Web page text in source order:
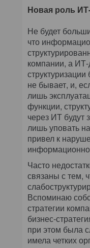
Новая роль
Не будет
что
компании, а
не бывает, и,
лишь
функции,
через ИТ будут
лишь уповать
привел к
Часто
связаны с тем,
Вспоминаю
стратегии
бизнес-
при этом была
имела четких